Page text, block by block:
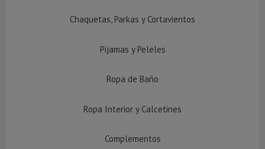
Chaquetas, Parkas y Cortavientos
Pijamas y Peleles
Ropa de Baño
Ropa Interior y Calcetines
Complementos